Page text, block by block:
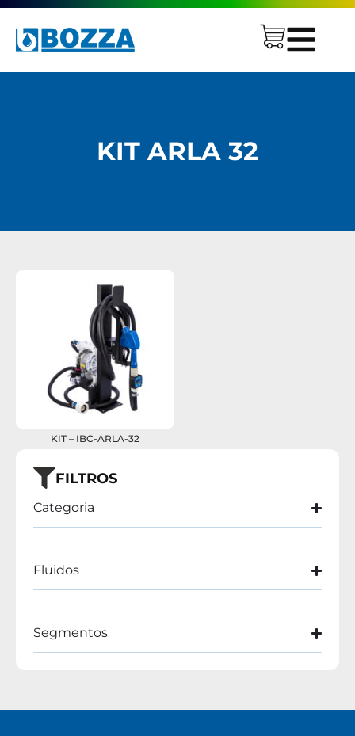
KIT ARLA 32
FILTROS
Categoria
Fluidos
Segmentos
KIT – IBC-ARLA-32